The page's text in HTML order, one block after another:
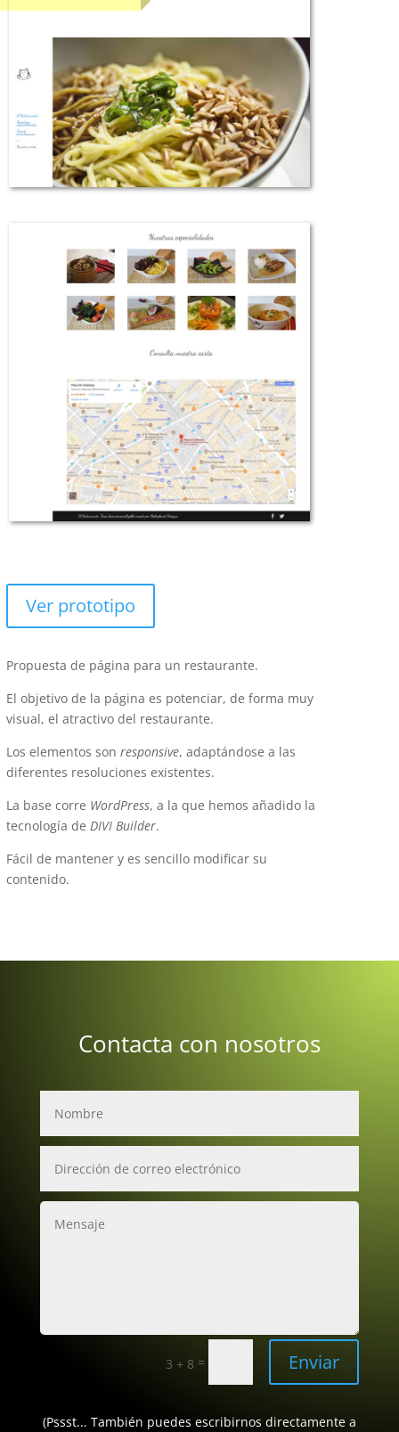
Ver prototipo
Propuesta de página para un restaurante.
El objetivo de la página es potenciar, de forma muy
visual, el atractivo del restaurante.
Los elementos son responsive, adaptándose a las
diferentes resoluciones existentes.
La base corre WordPress, a la que hemos añadido la
tecnología de DIVI Builder.
Fácil de mantener y es sencillo modificar su
contenido.
Contacta con nosotros
3 + 8 = Enviar
(Pssst... También puedes escribirnos directamente a